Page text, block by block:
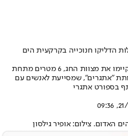
הדליקו חנוכייה בקרקעית הים
לא פחות מ-150 צוללים וצוללות קיימו את מצוות החג, 6 מטרים מתחת
"אתגרים", שמסייעת לאנשים עם
בספורט אתגרי
21/
האדום. צילום: אופיר גילסון